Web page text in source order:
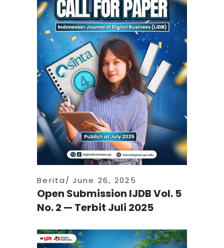
Berita June 26, 2025
Open Submission IJDB Vol. 5
No. 2 — Terbit Juli 2025